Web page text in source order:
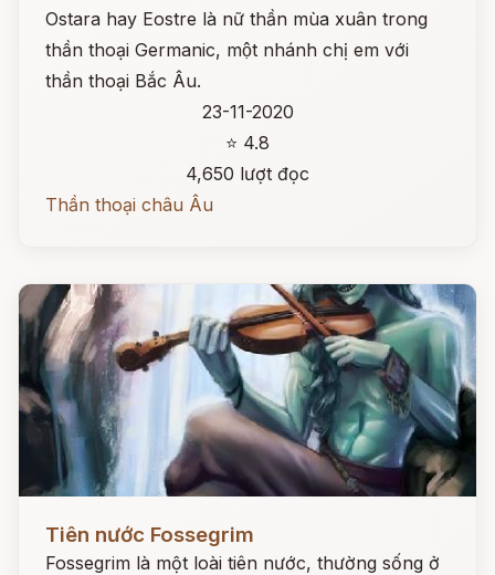
Ostara hay Eostre là nữ thần mùa xuân trong
thần thoại Germanic, một nhánh chị em với
thần thoại Bắc Âu.
23-11-2020
⭐ 4.8
4,650 lượt đọc
Thần thoại châu Âu
Tiên nước Fossegrim
Fossegrim là một loài tiên nước, thường sống ở